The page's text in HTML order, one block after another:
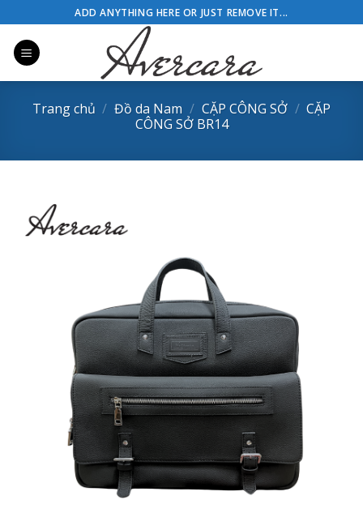
to
content
ADD ANYTHING HERE OR JUST REMOVE IT...
Trang chủ / Đồ da Nam / CẶP CÔNG SỞ / CẶP
CÔNG SỞ BR14